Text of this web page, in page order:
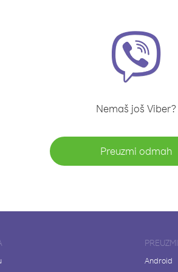
Nemaš još Viber?
Preuzmi odmah
PREUZMI
Android